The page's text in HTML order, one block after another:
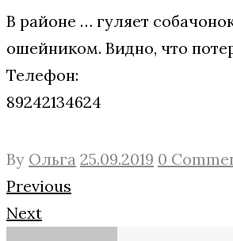
В районе … гуляет
ошейником. Видно, что
Телефон:
89242134624
By Ольга 25.09.2019 0
Facebook
Twitter
Google+
Навигация
Previous
Next